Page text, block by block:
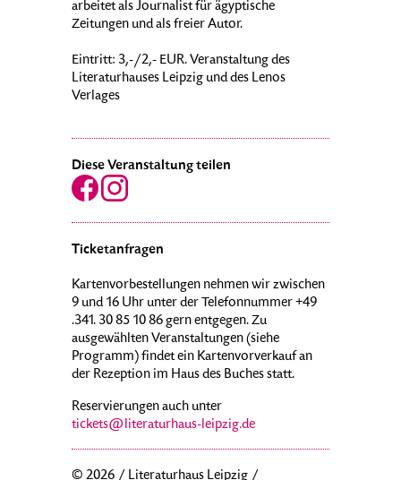
arbeitet als Journalist für ägyptische
Zeitungen und als freier Autor.
Eintritt: 3,-/2,- EUR. Veranstaltung des
Literaturhauses Leipzig und des Lenos
Verlages
Diese Veranstaltung teilen
Ticketanfragen
Kartenvorbestellungen nehmen wir zwischen
9 und 16 Uhr unter der Telefonnummer +49
.341. 30 85 10 86 gern entgegen. Zu
ausgewählten Veranstaltungen (siehe
Programm) findet ein Kartenvorverkauf an
der Rezeption im Haus des Buches statt.
Reservierungen auch unter
tickets@literaturhaus-leipzig.de
© 2026 / Literaturhaus Leipzig /